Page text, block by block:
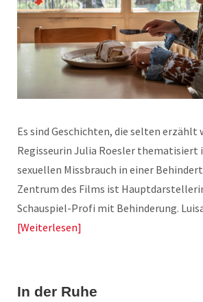
Es sind Geschichten, die selten erzählt
Regisseurin Julia Roesler thematisiert
sexuellen Missbrauch in einer
Zentrum des Films ist
Schauspiel-Profi mit Behinderung.
Weiterlesen
In der Ruhe